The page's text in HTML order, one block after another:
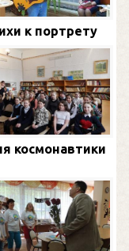
к портрету
космонавтики